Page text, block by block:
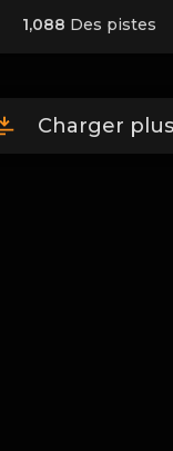
1,088 Des pistes
Charger plus